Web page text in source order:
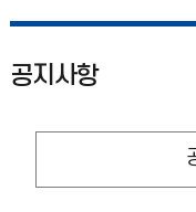
공지사항